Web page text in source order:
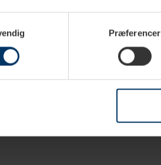
Præferencer